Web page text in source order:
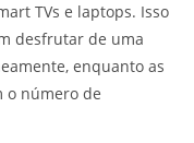
TVs e laptops. Isso
desfrutar de uma
enquanto as
o número de